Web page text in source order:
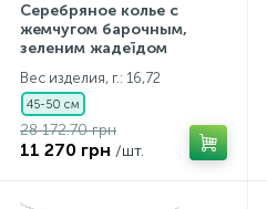
Серебряное колье с
жемчугом барочным,
зеленим жадеїдом
Вес изделия, г.: 16,72
45-50 см
28 172.70 грн
11 270 грн /шт.